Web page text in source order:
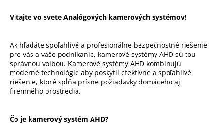
l
d
a
c
i
e
v
Vitajte vo svete Analógových kamerových systémov!
Ak hľadáte spoľahlivé a profesionálne bezpečnostné riešenie
pre vás a vaše podnikanie, kamerové systémy AHD sú tou
správnou voľbou. Kamerové systémy AHD kombinujú
moderné technológie aby poskytli efektívne a spoľahlivé
riešenie, ktoré spĺňa prísne požiadavky domáceho aj
firemného prostredia.
Čo je kamerový systém AHD?